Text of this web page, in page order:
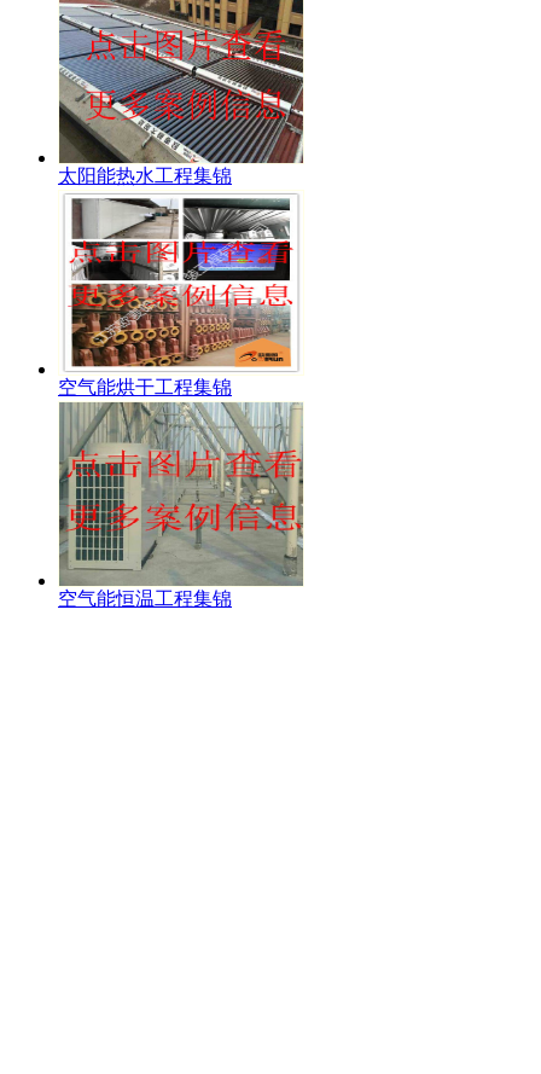
太阳能热水工程集锦
空气能烘干工程集锦
空气能恒温工程集锦